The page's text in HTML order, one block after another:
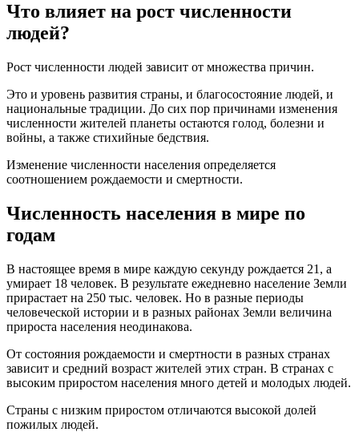
Что влияет на рост численности
людей?
Рост численности людей зависит от множества причин.
Это и уровень развития страны, и благосостояние людей, и
национальные традиции. До сих пор причинами изменения
численности жителей планеты остаются голод, болезни и
войны, а также стихийные бедствия.
Изменение численности населения определяется
соотношением рождаемости и смертности.
Численность населения в мире по
годам
В настоящее время в мире каждую секунду рождается 21, а
умирает 18 человек. В результате ежедневно население Земли
прирастает на 250 тыс. человек. Но в разные периоды
человеческой истории и в разных районах Земли величина
прироста населения неодинакова.
От состояния рождаемости и смертности в разных странах
зависит и средний возраст жителей этих стран. В странах с
высоким приростом населения много детей и молодых людей.
Страны с низким приростом отличаются высокой долей
пожилых людей.